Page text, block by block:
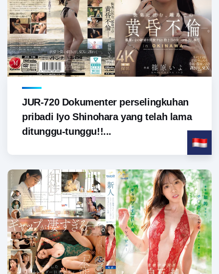
JUR-720 Dokumenter perselingkuhan
pribadi Iyo Shinohara yang telah lama
ditunggu-tunggu!!...